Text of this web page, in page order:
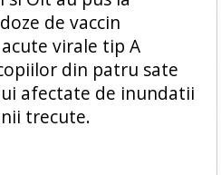
de vaccin
virale tip A
din patru sate
afectate de inundatii
trecute.